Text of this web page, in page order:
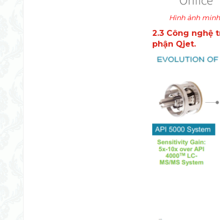
Hình ảnh
2.3 Công nghệ
phận Qjet.